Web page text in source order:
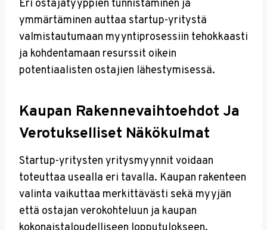
Eri ostajatyyppien tunnistaminen ja
ymmärtäminen auttaa startup-yritystä
valmistautumaan myyntiprosessiin tehokkaasti
ja kohdentamaan resurssit oikein
potentiaalisten ostajien lähestymisessä.
Kaupan Rakennevaihtoehdot Ja
Verotukselliset Näkökulmat
Startup-yritysten yritysmyynnit voidaan
toteuttaa usealla eri tavalla. Kaupan rakenteen
valinta vaikuttaa merkittävästi sekä myyjän
että ostajan verokohteluun ja kaupan